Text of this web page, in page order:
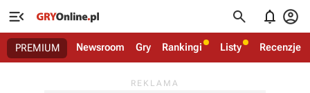
   
PREMIUM Newsroom Gry Rankingi Listy Recenzje